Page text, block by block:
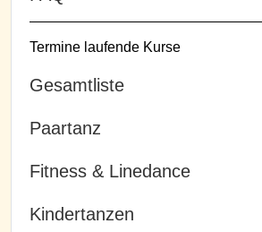
Termine laufende Kurse
Gesamtliste
Paartanz
Fitness & Linedance
Kindertanzen